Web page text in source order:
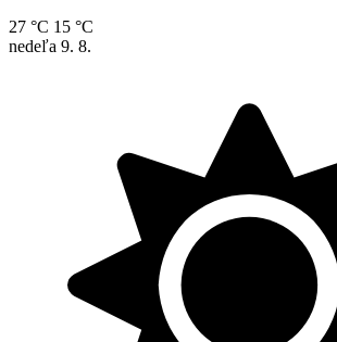
27 °C 15 °C
nedeľa 9. 8.